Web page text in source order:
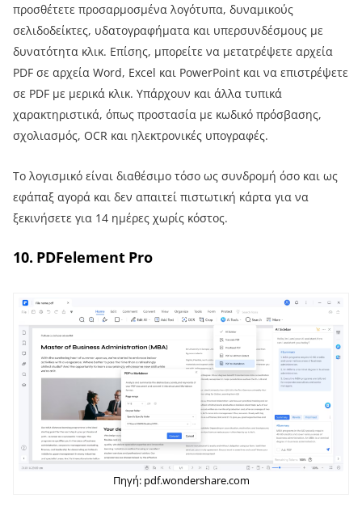
προσθέτετε προσαρμοσμένα λογότυπα, δυναμικούς
σελιδοδείκτες, υδατογραφήματα και υπερσυνδέσμους με
δυνατότητα κλικ. Επίσης, μπορείτε να μετατρέψετε αρχεία
PDF σε αρχεία Word, Excel και PowerPoint και να επιστρέψετε
σε PDF με μερικά κλικ. Υπάρχουν και άλλα τυπικά
χαρακτηριστικά, όπως προστασία με κωδικό πρόσβασης,
σχολιασμός, OCR και ηλεκτρονικές υπογραφές.
Το λογισμικό είναι διαθέσιμο τόσο ως συνδρομή όσο και ως
εφάπαξ αγορά και δεν απαιτεί πιστωτική κάρτα για να
ξεκινήσετε για 14 ημέρες χωρίς κόστος.
10. PDFelement Pro
Πηγή: pdf.wondershare.com